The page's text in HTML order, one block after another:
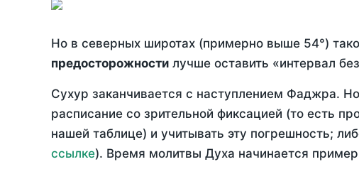
Но в северных широтах (примерно выше 54°)
предосторожности лучше оставить «интервал
Сухур заканчивается с наступлением Фаджра.
расписание со зрительной фиксацией (то есть
нашей таблице) и учитывать эту погрешность;
ссылке). Время молитвы Духа начинается